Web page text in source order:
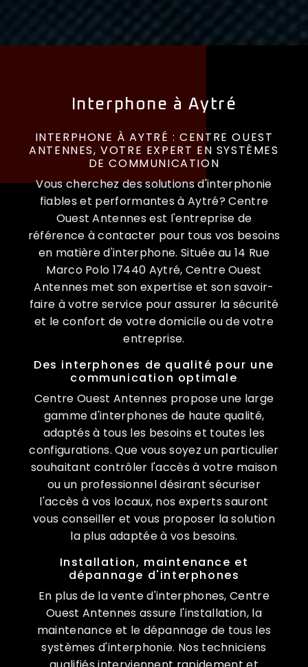
Interphone à Aytré
INTERPHONE À AYTRÉ : CENTRE OUEST
ANTENNES, VOTRE EXPERT EN SYSTÈMES
DE COMMUNICATION
Vous cherchez des solutions d'interphonie
fiables et performantes à Aytré? Centre
Ouest Antennes est l'entreprise de
référence à contacter pour tous vos besoins
en matière d'interphone. Située au 14 Rue
Marco Polo 17440 Aytré, Centre Ouest
Antennes met son expertise et son savoir-
faire à votre service pour assurer la sécurité
et le confort de votre domicile ou de votre
entreprise.
Des interphones de qualité pour une
communication optimale
Centre Ouest Antennes propose une large
gamme d'interphones de haute qualité,
adaptés à tous les besoins et toutes les
configurations. Que vous soyez un particulier
souhaitant contrôler l'accès à votre maison
ou un professionnel désirant sécuriser
l'accès à vos locaux, nos experts sauront
vous conseiller et vous proposer la solution
la plus adaptée à vos besoins.
Installation, maintenance et
dépannage d'interphones
En plus de la vente d'interphones, Centre
Ouest Antennes assure l'installation, la
maintenance et le dépannage de tous les
systèmes d'interphonie. Nos techniciens